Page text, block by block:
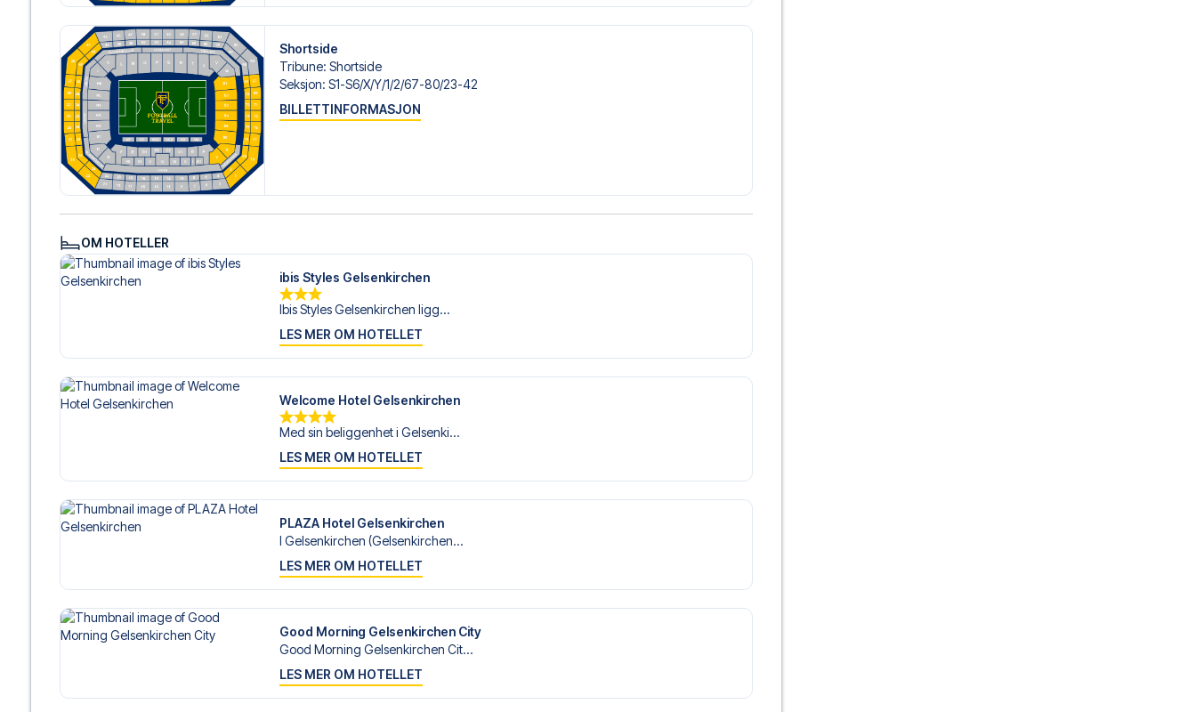
personlig service både før og under reisen. Vi er tilgjengelige på+47 73 02 20 22ellerherdersom du trenger
hjelp til å bestille reisen.
Er du klar for å oppleve FC Schalke 04 på Veltins Arena mot Werder Bremen? Kontakt oss idag, og la oss hjelpe deg
med å realisere din fotballreisedrøm!
Shortside
Tribune: Shortside
Seksjon: S1-S6/​X/​Y/​1/​2/​67-80/​23-42
BILLETTINFORMASJON
OM HOTELLER
ibis Styles Gelsenkirchen
Ibis Styles Gelsenkirchen ligg...
LES MER OM HOTELLET
Welcome Hotel Gelsenkirchen
Med sin beliggenhet i Gelsenki...
LES MER OM HOTELLET
PLAZA Hotel Gelsenkirchen
I Gelsenkirchen (Gelsenkirchen...
LES MER OM HOTELLET
Good Morning Gelsenkirchen City
Good Morning Gelsenkirchen Cit...
LES MER OM HOTELLET